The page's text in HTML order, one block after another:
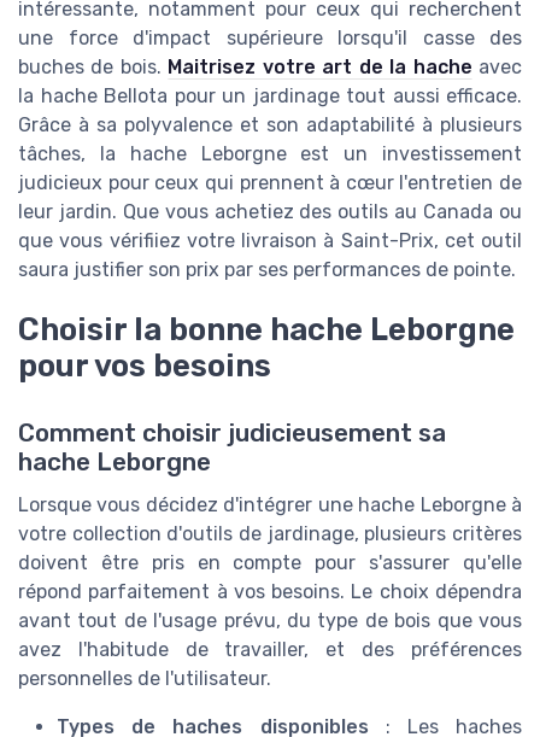
intéressante, notamment pour ceux qui recherchent
une force d'impact supérieure lorsqu'il casse des
buches de bois. Maitrisez votre art de la hache avec
la hache Bellota pour un jardinage tout aussi efficace.
Grâce à sa polyvalence et son adaptabilité à plusieurs
tâches, la hache Leborgne est un investissement
judicieux pour ceux qui prennent à cœur l'entretien de
leur jardin. Que vous achetiez des outils au Canada ou
que vous vérifiiez votre livraison à Saint-Prix, cet outil
saura justifier son prix par ses performances de pointe.
Choisir la bonne hache Leborgne
pour vos besoins
Comment choisir judicieusement sa
hache Leborgne
Lorsque vous décidez d'intégrer une hache Leborgne à
votre collection d'outils de jardinage, plusieurs critères
doivent être pris en compte pour s'assurer qu'elle
répond parfaitement à vos besoins. Le choix dépendra
avant tout de l'usage prévu, du type de bois que vous
avez l'habitude de travailler, et des préférences
personnelles de l'utilisateur.
Types de haches disponibles : Les haches